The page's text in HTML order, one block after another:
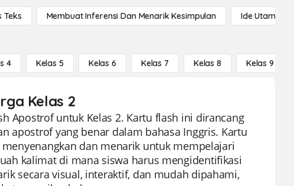
Teks Membuat Inferensi Dan Menarik Kesimpulan Ide Utama
4 Kelas 5 Kelas 6 Kelas 7 Kelas 8 Kelas 9
Kelas 2
Apostrof untuk Kelas 2. Kartu flash ini dirancang
apostrof yang benar dalam bahasa Inggris. Kartu
dan menarik untuk mempelajari
kalimat di mana siswa harus mengidentifikasi
secara visual, interaktif, dan mudah dipahami,